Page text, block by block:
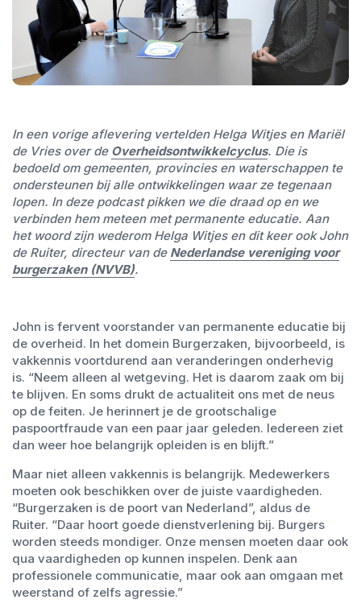
In een vorige aflevering vertelden Helga Witjes en Mariël
de Vries over de Overheidsontwikkelcyclus. Die is
bedoeld om gemeenten, provincies en waterschappen te
ondersteunen bij alle ontwikkelingen waar ze tegenaan
lopen. In deze podcast pikken we die draad op en we
verbinden hem meteen met permanente educatie. Aan
het woord zijn wederom Helga Witjes en dit keer ook John
de Ruiter, directeur van de Nederlandse vereniging voor
burgerzaken (NVVB).
John is fervent voorstander van permanente educatie bij
de overheid. In het domein Burgerzaken, bijvoorbeeld, is
vakkennis voortdurend aan veranderingen onderhevig
is. “Neem alleen al wetgeving. Het is daarom zaak om bij
te blijven. En soms drukt de actualiteit ons met de neus
op de feiten. Je herinnert je de grootschalige
paspoortfraude van een paar jaar geleden. Iedereen ziet
dan weer hoe belangrijk opleiden is en blijft.”
Maar niet alleen vakkennis is belangrijk. Medewerkers
moeten ook beschikken over de juiste vaardigheden.
“Burgerzaken is de poort van Nederland”, aldus de
Ruiter. “Daar hoort goede dienstverlening bij. Burgers
worden steeds mondiger. Onze mensen moeten daar ook
qua vaardigheden op kunnen inspelen. Denk aan
professionele communicatie, maar ook aan omgaan met
weerstand of zelfs agressie.”